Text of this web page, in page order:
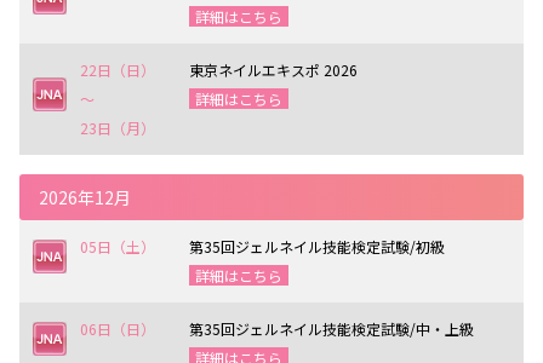
詳細はこちら
22日（日）
〜
23日（月）
東京ネイルエキスポ 2026
詳細はこちら
2026年12月
05日（土）
第35回ジェルネイル技能検定試験/初級
詳細はこちら
06日（日）
第35回ジェルネイル技能検定試験/中・上級
詳細はこちら